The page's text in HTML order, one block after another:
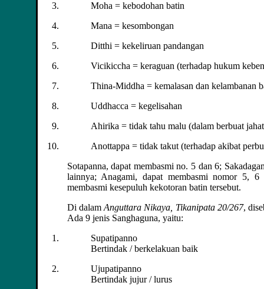
Moha = kebodohan batin
Mana = kesombongan
Ditthi = kekeliruan pandangan
Vicikiccha = keraguan (terhadap hukum
Thina-Middha = kemalasan dan kelambanan
Uddhacca = kegelisahan
Ahirika = tidak tahu malu (dalam berbuat
Anottappa = tidak takut (terhadap akibat
Sotapanna, dapat membasmi no. 5 dan 6;
lainnya; Anagami, dapat membasmi nomor 5,
membasmi kesepuluh kekotoran batin tersebut.
Di dalamAnguttara Nikaya, Tikanipata 20/267,
Ada 9 jenis Sanghaguna, yaitu:
Supatipanno
Bertindak / berkelakuan baik
Ujupatipanno
Bertindak jujur / lurus